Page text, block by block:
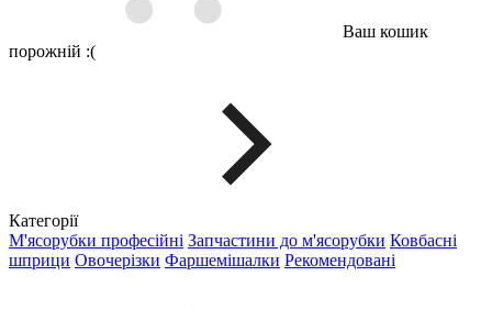
Ваш кошик
порожній :(
Категорії
М'ясорубки професійні Запчастини до м'ясорубки Ковбасні
шприци Овочерізки Фаршемішалки Рекомендовані